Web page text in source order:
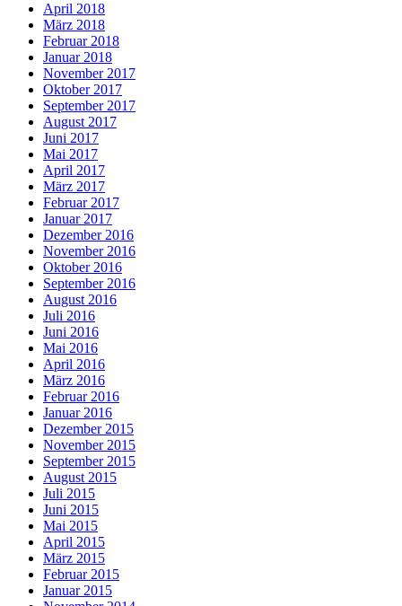
April 2018
März 2018
Februar 2018
Januar 2018
November 2017
Oktober 2017
September 2017
August 2017
Juni 2017
Mai 2017
April 2017
März 2017
Februar 2017
Januar 2017
Dezember 2016
November 2016
Oktober 2016
September 2016
August 2016
Juli 2016
Juni 2016
Mai 2016
April 2016
März 2016
Februar 2016
Januar 2016
Dezember 2015
November 2015
September 2015
August 2015
Juli 2015
Juni 2015
Mai 2015
April 2015
März 2015
Februar 2015
Januar 2015